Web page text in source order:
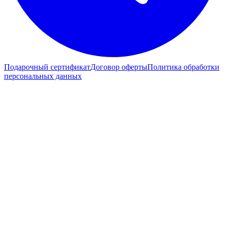
Подарочный сертификатДоговор офертыПолитика обработки
персональных данных